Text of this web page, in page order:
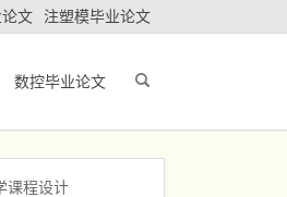
文 注塑模毕业论文
数控毕业论文
课程设计